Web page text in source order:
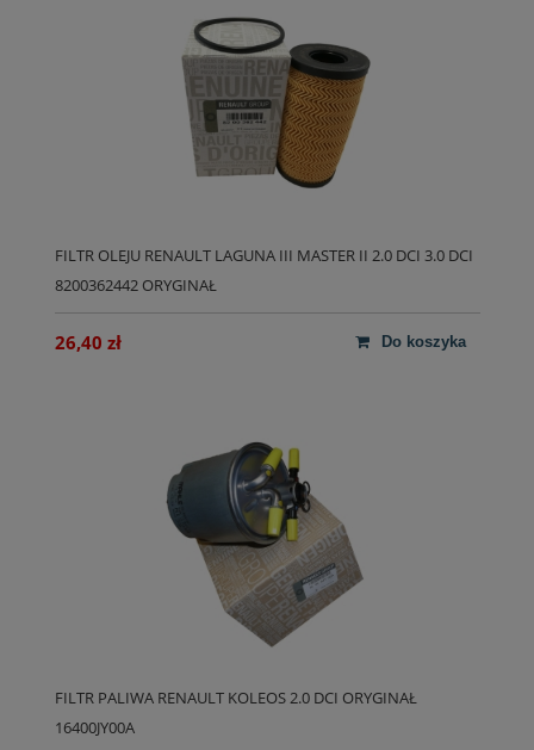
FILTR OLEJU RENAULT LAGUNA III MASTER II 2.0 DCI 3.0 DCI
8200362442 ORYGINAŁ
26,40 zł do koszyka
FILTR PALIWA RENAULT KOLEOS 2.0 DCI ORYGINAŁ
16400JY00A